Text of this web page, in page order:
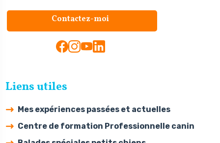
Contactez-moi
Liens utiles
Mes expériences passées et actuelles
Centre de formation Professionnelle canin